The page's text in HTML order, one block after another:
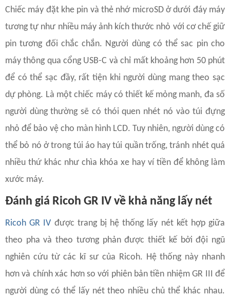
Chiếc máy đặt khe pin và thẻ nhớ microSD ở dưới đáy máy
tương tự như nhiều máy ảnh kích thước nhỏ với cơ chế giữ
pin tương đối chắc chắn. Người dùng có thể sac pin cho
máy thông qua cổng USB-C và chỉ mất khoảng hơn 50 phút
để có thể sạc đầy, rất tiện khi người dùng mang theo sạc
dự phòng. Là một chiếc máy có thiết kế mỏng manh, đa số
người dùng thường sẽ có thói quen nhét nó vào túi đựng
nhỏ để bảo vệ cho màn hình LCD. Tuy nhiên, người dùng có
thể bỏ nó ở trong túi áo hay túi quần trống, tránh nhét quá
nhiều thứ khác như chìa khóa xe hay ví tiền để không làm
xước máy.
Đánh giá Ricoh GR IV về khả năng lấy nét
Ricoh GR IV được trang bị hệ thống lấy nét kết hợp giữa
theo pha và theo tương phản được thiết kế bởi đội ngũ
nghiên cứu từ các kĩ sư của Ricoh. Hệ thống này nhanh
hơn và chính xác hơn so với phiên bản tiền nhiệm GR III để
người dùng có thể lấy nét theo nhiều chủ thể khác nhau.